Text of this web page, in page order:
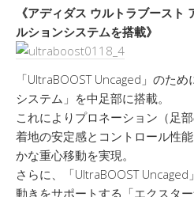
《アディダス ウルトラブースト
ルションシステムを搭載》
「UltraBOOST Uncaged」のた
システム」を中足部に搭載。
これによりプロネーション（足
着地の安定感とコントロール性
かな重心移動を実現。
さらに、「UltraBOOST
動きをサポートする「エクスタ